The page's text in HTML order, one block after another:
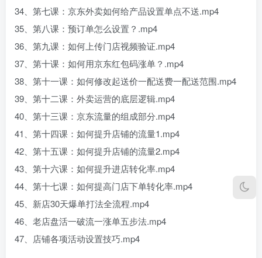
34、第七课：京东外卖如何给产品设置单点不送.mp4
35、第八课：预订单怎么设置？.mp4
36、第九课：如何上传门店视频验证.mp4
37、第十课：如何用京东红包码涨单？.mp4
38、第十一课：如何修改起送价一配送费一配送范围.mp4
39、第十二课：外卖运营的底层逻辑.mp4
40、第十三课：京东流量的组成部分.mp4
41、第十四课：如何提升店铺的流量1.mp4
42、第十五课：如何提升店铺的流量2.mp4
43、第十六课：如何提升进店转化率.mp4
44、第十七课：如何提高门店下单转化率.mp4
45、新店30天爆单打法全流程.mp4
46、老店盘活一破流一涨单五步法.mp4
47、店铺各项活动设置技巧.mp4